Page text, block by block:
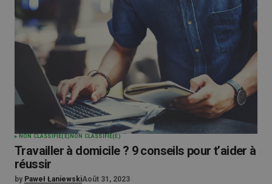
NON CLASSIFIÉ(E) NON CLASSIFIÉ(E)
Travailler à domicile ? 9 conseils pour t’aider à
réussir
by Paweł ŁaniewskiAoût 31, 2023